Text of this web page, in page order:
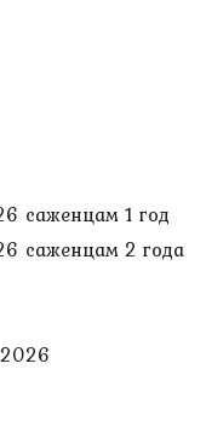
саженцам 1 год
саженцам 2 года